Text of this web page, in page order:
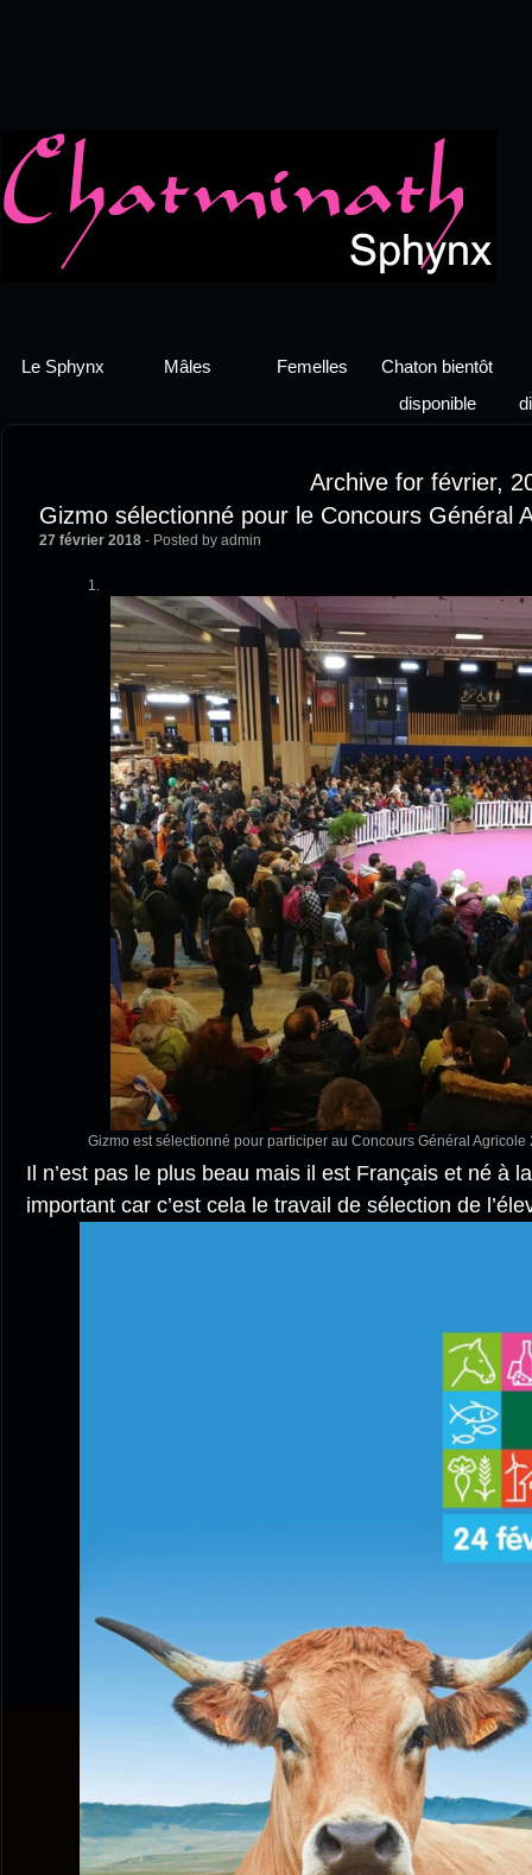
Le Sphynx Mâles Femelles
Chaton bientôt
disponible
Archive for février,
Gizmo sélectionné pour le Concours Général
27 février 2018- Posted by admin
Gizmo est sélectionné pour participer au Concours Général
Il n’est pas le plus beau mais il est Français et né à
important car c’est cela le travail de sélection de